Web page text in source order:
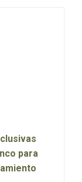
para